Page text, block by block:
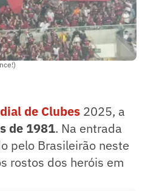
de Clubes 2025, a
de 1981. Na entrada
pelo Brasileirão neste
rostos dos heróis em